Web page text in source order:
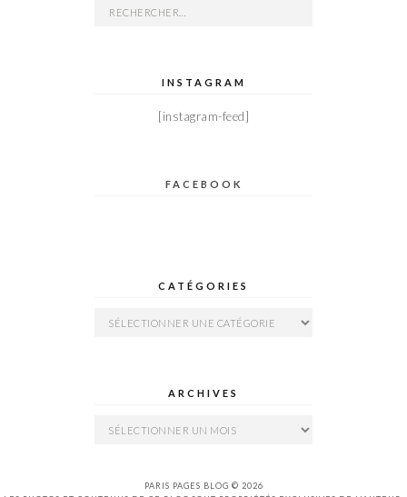
Rechercher :
INSTAGRAM
[instagram-feed]
FACEBOOK
CATÉGORIES
Catégories
ARCHIVES
Archives
PARIS PAGES BLOG © 2026